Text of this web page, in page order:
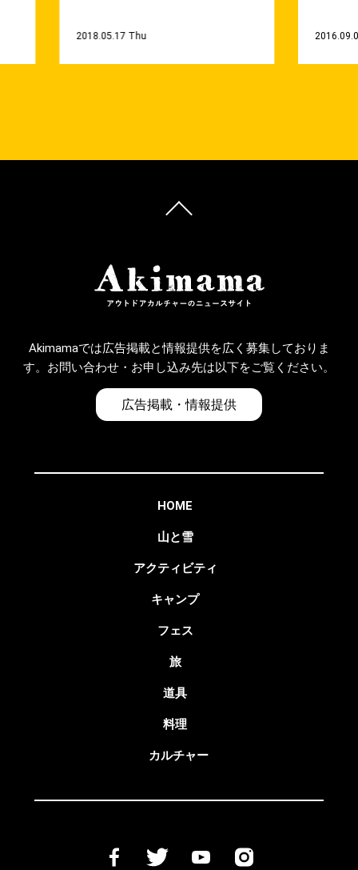
2018.05.17 Thu
Akimamaでは広告掲載と情報提供を広く募集しておりま
す。お問い合わせ・お申し込み先は以下をご覧ください。
広告掲載・情報提供
HOME
山と雪
アクティビティ
キャンプ
フェス
旅
道具
料理
カルチャー